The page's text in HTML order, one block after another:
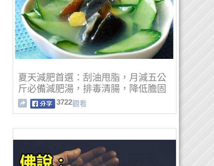
夏天減肥首選：刮油甩脂，月減五公
斤必備減肥湯，排毒清腸，降低膽固
醇！！！3722觀看